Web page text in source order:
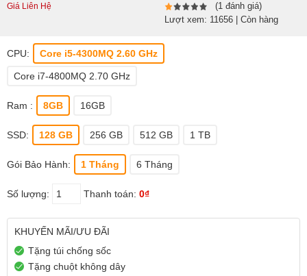
Giá Liên Hệ
(1 đánh giá)
Lượt xem: 11656 | Còn hàng
CPU: Core i5-4300MQ 2.60 GHz
Core i7-4800MQ 2.70 GHz
Ram : 8GB 16GB
SSD: 128 GB 256 GB 512 GB 1 TB
Gói Bảo Hành: 1 Tháng 6 Tháng
Số lượng: Thanh toán: 0₫
KHUYẾN MÃI/ƯU ĐÃI
Tặng túi chống sốc
Tặng chuột không dây